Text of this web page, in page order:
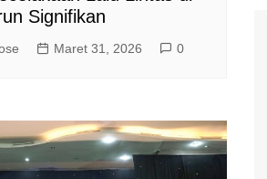
Signifikan
Maret 31, 2026 0